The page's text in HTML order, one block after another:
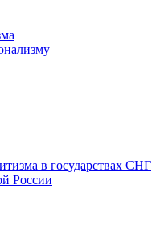
в государствах СНГ
России